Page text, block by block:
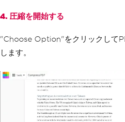
4. 圧縮を開始する
"Choose Option"をクリックして
します。